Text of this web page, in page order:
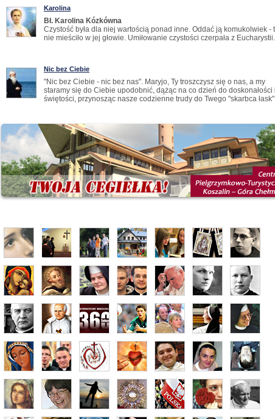
Karolina
Bł. Karolina Kózkówna
Czystość była dla niej wartością ponad inne. Oddać ją komukolwiek -
nie mieściło w jej głowie. Umiłowanie czystości czerpała z Eucharystii.
Nic bez Ciebie
"Nic bez Ciebie - nic bez nas". Maryjo, Ty troszczysz się o nas, a my
staramy się do Ciebie upodobnić, dążąc na co dzień do doskonałości i
świętości, przynosząc nasze codzienne trudy do Twego "skarbca